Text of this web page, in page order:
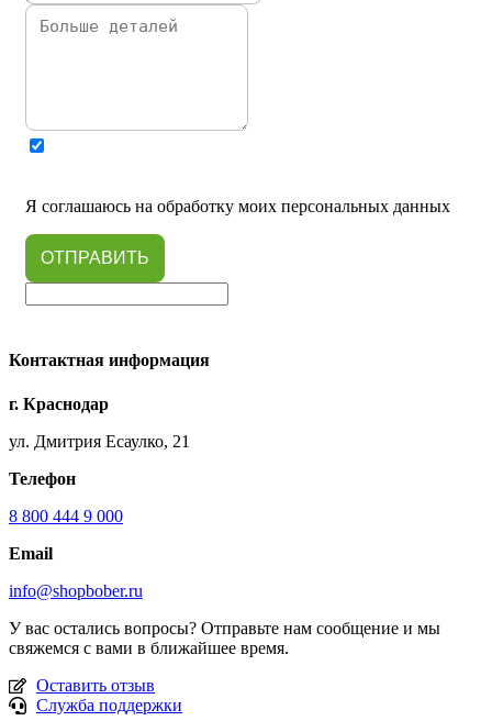
Я соглашаюсь на обработку моих персональных данных
ОТПРАВИТЬ
Контактная информация
г. Краснодар
ул. Дмитрия Есаулко, 21
Телефон
8 800 444 9 000
Email
info@shopbober.ru
У вас остались вопросы? Отправьте нам сообщение и мы
свяжемся с вами в ближайшее время.
Оставить отзыв
Служба поддержки